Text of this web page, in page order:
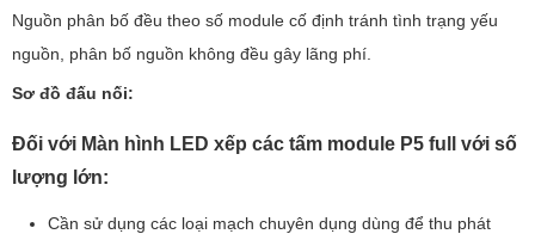
Nguồn phân bố đều theo số module cố định tránh tình trạng yếu
nguồn, phân bố nguồn không đều gây lãng phí.
Sơ đồ đấu nối:
Đối với Màn hình LED xếp các tấm module P5 full với số
lượng lớn:
Cần sử dụng các loại mạch chuyên dụng dùng để thu phát